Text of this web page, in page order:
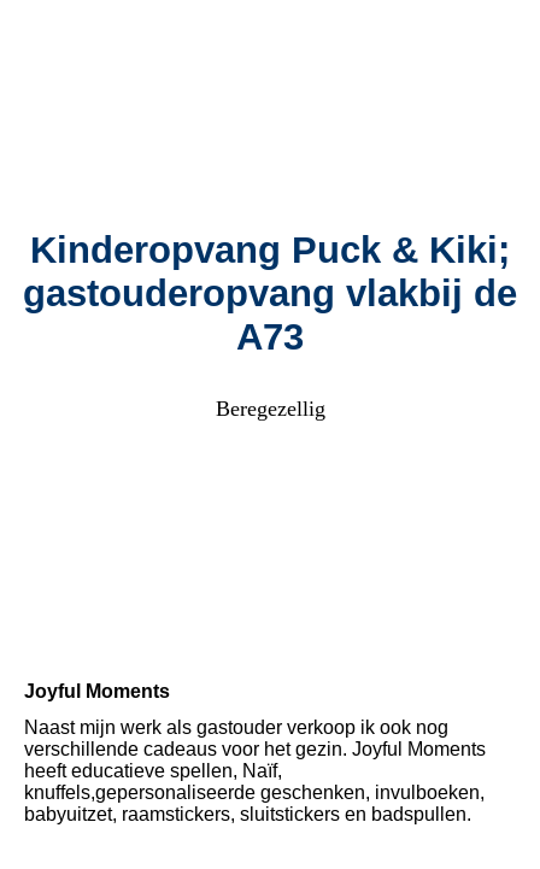
Kinderopvang Puck & Kiki;
gastouderopvang vlakbij de
A73
Beregezellig
Joyful Moments
Naast mijn werk als gastouder verkoop ik ook nog
verschillende cadeaus voor het gezin. Joyful Moments
heeft educatieve spellen, Naïf,
knuffels,gepersonaliseerde geschenken, invulboeken,
babyuitzet, raamstickers, sluitstickers en badspullen.